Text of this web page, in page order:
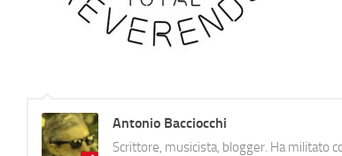
Antonio Bacciocchi
Scrittore, musicista, blogger. Ha militato